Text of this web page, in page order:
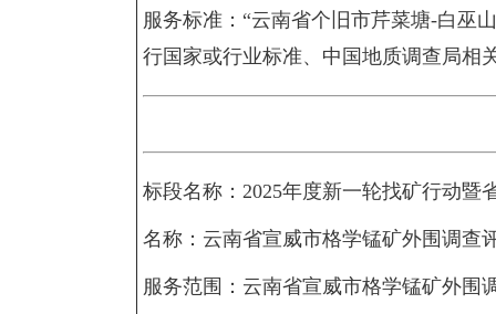
服务标准：“云南省个旧市芹菜塘-白巫
行国家或行业标准、中国地质调查局相
标段名称：2025年度新一轮找矿行动暨
名称：云南省宣威市格学锰矿外围调查
服务范围：云南省宣威市格学锰矿外围